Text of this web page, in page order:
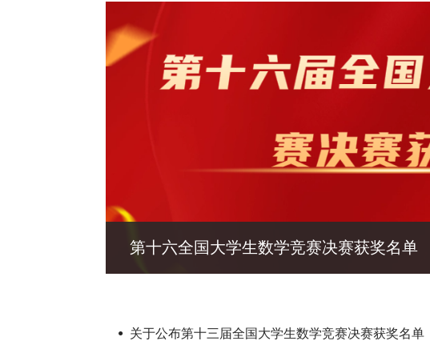
第十六全国大学生数学竞赛决赛获奖名单
关于公布第十三届全国大学生数学竞赛决赛获奖名单